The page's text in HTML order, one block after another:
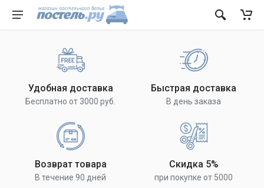
Удобная доставка
Бесплатно от 3000 руб.
Быстрая доставка
В день заказа
Возврат товара
В течение 90 дней
Скидка 5%
при покупке от 5000